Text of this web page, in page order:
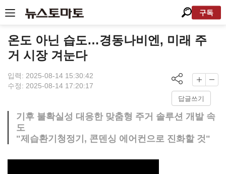
구독
온도 아닌 습도…경동나비엔, 미래 주
거 시장 겨눈다
입력: 2025-08-14 15:30:42
수정: 2025-08-14 17:20:17
답글쓰기
기후 불확실성 대응한 맞춤형 주거 솔루션 개발 속
도
"제습환기청정기, 콘덴싱 에어컨으로 진화할 것"